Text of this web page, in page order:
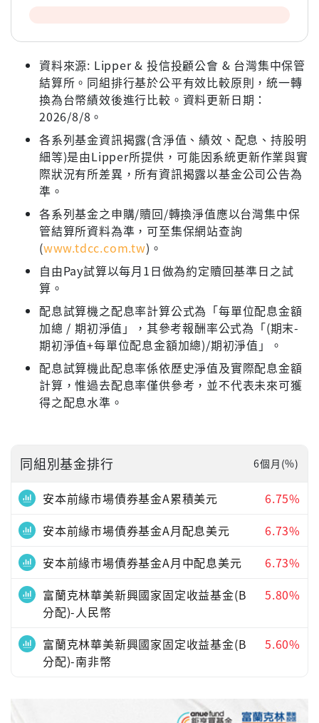
資料來源: Lipper & 投信投顧公會 & 台灣集中保管
結算所。同組排行基於公平有效比較原則，統一轉
換為台幣績效後進行比較。資料更新日期：
2026/8/8。
各系列基金資訊揭露(含淨值、績效、配息、持股明
細等)是由Lipper所提供，可能因系統更新作業與實
際狀況有所差異，所有資訊揭露以基金公司公告為
準。
各系列基金之申購/贖回/轉換淨值應以台灣集中保
管結算所資料為準，可至集保網站查詢
(www.tdcc.com.tw)。
自由Pay試算以每月1日做為約定贖回基準日之試
算。
配息試算機之配息率計算公式為「每單位配息金額
加總 / 期初淨值」，其參考報酬率公式為「(期末-
期初淨值+每單位配息金額加總)/期初淨值」。
配息試算機此配息率係依歷史淨值及實際配息金額
計算，惟過去配息率僅供參考，並不代表未來可獲
得之配息水準。
同組別基金排行 6個月(%)
安本前緣市場債券基金A累積美元
6.75%
安本前緣市場債券基金A月配息美元
6.73%
安本前緣市場債券基金A月中配息美元
6.73%
富蘭克林華美新興國家固定收益基金(B
分配)-人民幣
5.80%
富蘭克林華美新興國家固定收益基金(B
分配)-南非幣
5.60%